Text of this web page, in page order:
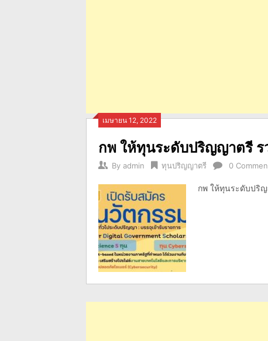
เมษายน 12, 2022
กพ ให้ทุนระดับปริญญาตรี
By admin ทุนปริญญาตรี 0
กพ ให้ทุนระดับปริ